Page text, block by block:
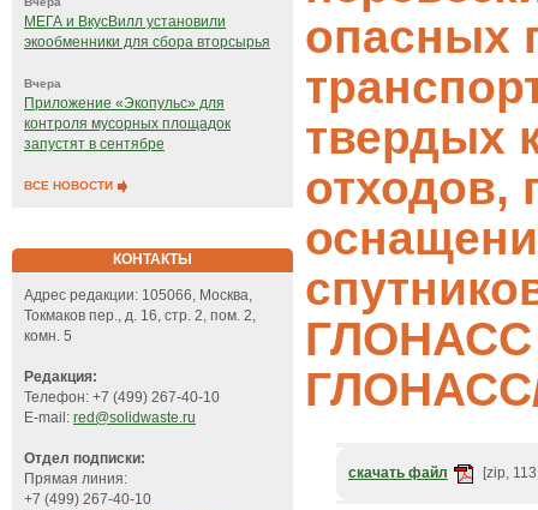
МЕГА и ВкусВилл установили
экообменники для сбора вторсырья
Вчера
Приложение «Экопульс» для
контроля мусорных площадок
запустят в сентябре
ВСЕ НОВОСТИ
КОНТАКТЫ
Адрес редакции: 105066, Москва,
Токмаков пер., д. 16, стр. 2, пом. 2,
комн. 5
Редакция:
Телефон: +7 (499) 267-40-10
E-mail: red@solidwaste.ru
Отдел подписки:
Прямая линия:
+7 (499) 267-40-10
опасных
твердых
отходов,
ГЛОНАСС
скачать файл [zip,